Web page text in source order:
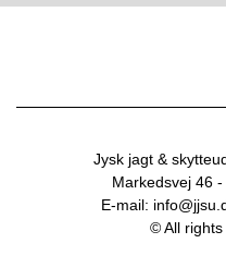
Jysk jagt &
Markedsvej 46
E-mail:
© All